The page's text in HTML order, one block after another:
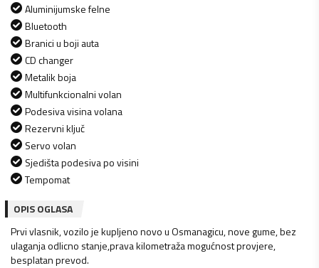
Aluminijumske felne
Bluetooth
Branici u boji auta
CD changer
Metalik boja
Multifunkcionalni volan
Podesiva visina volana
Rezervni ključ
Servo volan
Sjedišta podesiva po visini
Tempomat
OPIS OGLASA
Prvi vlasnik, vozilo je kupljeno novo u Osmanagicu, nove gume, bez
ulaganja odlicno stanje,prava kilometraža mogućnost provjere,
besplatan prevod.